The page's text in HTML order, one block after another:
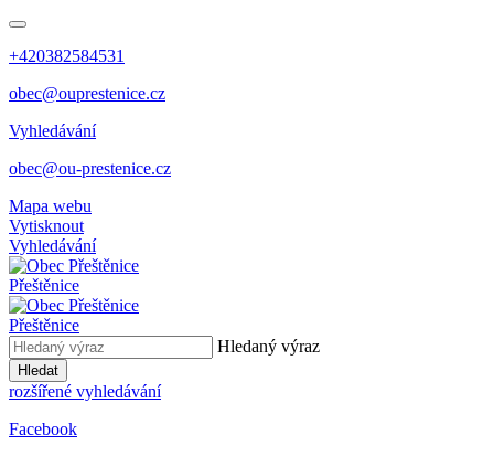
+420382584531
obec@ouprestenice.cz
Vyhledávání
obec@ou-prestenice.cz
Mapa webu
Vytisknout
Vyhledávání
Přeštěnice
Přeštěnice
Hledaný výraz
Hledat
rozšířené vyhledávání
Facebook